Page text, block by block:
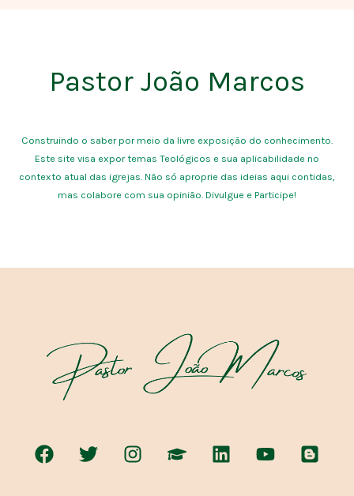
Pastor João Marcos
Construindo o saber por meio da livre exposição do conhecimento.
Este site visa expor temas Teológicos e sua aplicabilidade no
contexto atual das igrejas. Não só aproprie das ideias aqui contidas,
mas colabore com sua opinião. Divulgue e Participe!